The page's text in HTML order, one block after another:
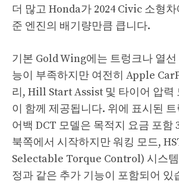
더 많고 Honda가 2024 Civic 소형
준 엔진의 배기량만큼 큽니다.
기본 Gold Wing에는 트렁크나 열선
능이 부족하지만 여전히 Apple
리, Hill Start Assist 및 타이어 압력
이 함께 제공됩니다. 위에 표시된
어백 DCT 모델은 목적지 요금 포함
북쪽에서 시작하지만 워킹 모드,
Selectable Torque Control) 시스
정과 같은 추가 기능이 포함되어 있